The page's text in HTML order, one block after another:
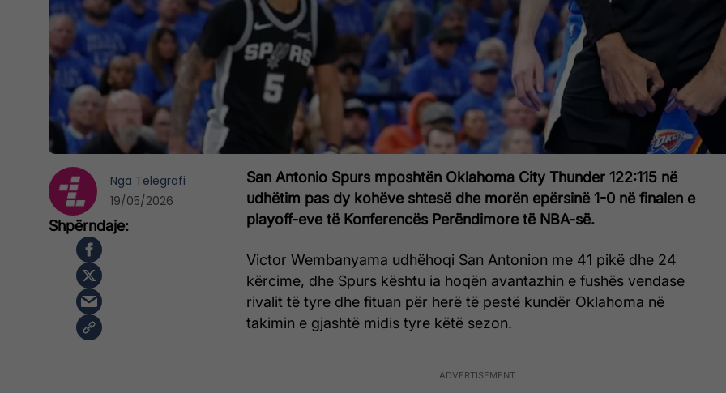
San Antonio Spurs mposhtën Oklahoma City Thunder 122:115 në
udhëtim pas dy kohëve shtesë dhe morën epërsinë 1-0 në finalen e
playoff-eve të Konferencës Perëndimore të NBA-së.
Victor Wembanyama udhëhoqi San Antonion me 41 pikë dhe 24
kërcime, dhe Spurs kështu ia hoqën avantazhin e fushës vendase
rivalit të tyre dhe fituan për herë të pestë kundër Oklahoma në
takimin e gjashtë midis tyre këtë sezon.
Nga Telegrafi
19/05/2026